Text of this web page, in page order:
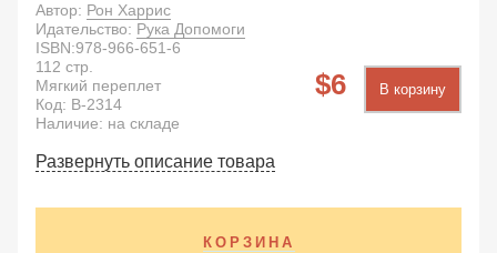
Автор: Рон Харрис
Идательство: Рука Допомоги
6 В корзину
ISBN:978-966-651-6
112 стр.
Мягкий переплет
Код: B-2314
Наличие: на складе
Развернуть описание товара
КОРЗИНА